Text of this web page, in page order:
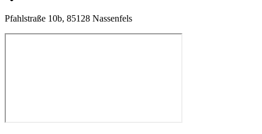
Pfahlstraße 10b, 85128 Nassenfels